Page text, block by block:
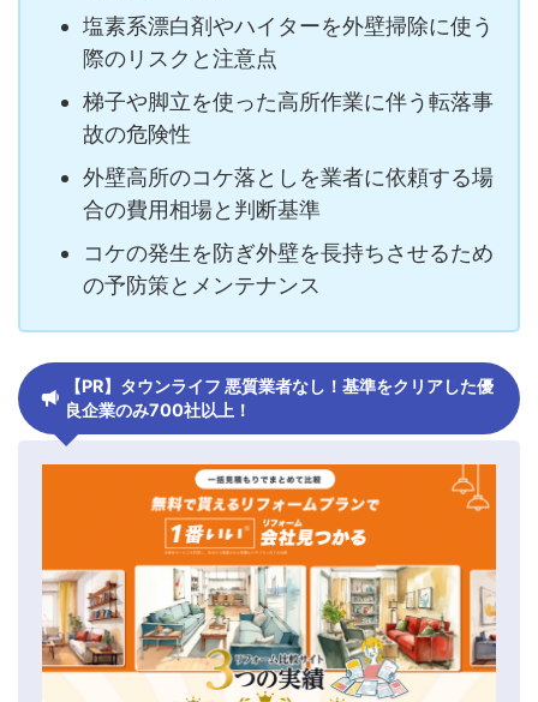
塩素系漂白剤やハイターを外壁掃除に使う
際のリスクと注意点
梯子や脚立を使った高所作業に伴う転落事
故の危険性
外壁高所のコケ落としを業者に依頼する場
合の費用相場と判断基準
コケの発生を防ぎ外壁を長持ちさせるため
の予防策とメンテナンス
【PR】タウンライフ 悪質業者なし！基準をクリアした優
良企業のみ700社以上！